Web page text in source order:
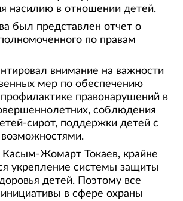
насилию в отношении детей.
был представлен отчет о
по правам
внимание на важности
мер по обеспечению
правонарушений в
соблюдения
сирот, поддержки детей с
Касым-Жомарт Токаев, крайне
укрепление системы защиты
детей. Поэтому все
в сфере охраны